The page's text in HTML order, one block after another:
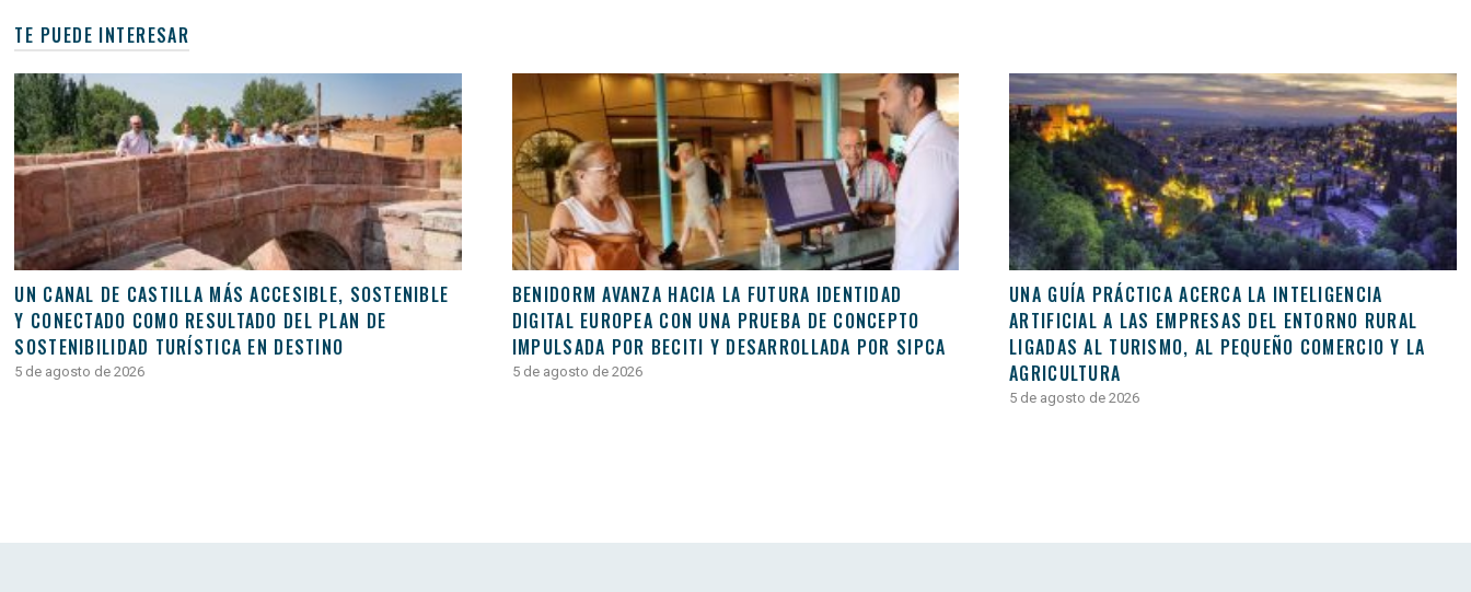
TE PUEDE INTERESAR
UN CANAL DE CASTILLA MÁS ACCESIBLE, SOSTENIBLE
Y CONECTADO COMO RESULTADO DEL PLAN DE
SOSTENIBILIDAD TURÍSTICA EN DESTINO
5 de agosto de 2026
BENIDORM AVANZA HACIA LA FUTURA IDENTIDAD
DIGITAL EUROPEA CON UNA PRUEBA DE CONCEPTO
IMPULSADA POR BECITI Y DESARROLLADA POR SIPCA
5 de agosto de 2026
UNA GUÍA PRÁCTICA ACERCA LA INTELIGENCIA
ARTIFICIAL A LAS EMPRESAS DEL ENTORNO RURAL
LIGADAS AL TURISMO, AL PEQUEÑO COMERCIO Y LA
AGRICULTURA
5 de agosto de 2026